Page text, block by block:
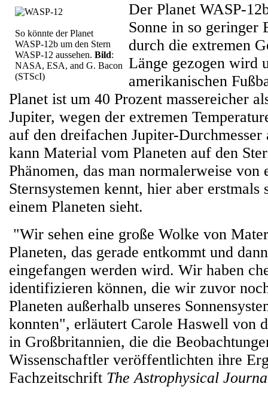
So könnte der Planet
WASP-12b um den Stern
WASP-12 aussehen. Bild:
NASA, ESA, and G. Bacon
(STScI)
Der Planet WASP-
Sonne in so geringer
durch die extremen
Länge gezogen wird
amerikanischen
Planet ist um 40 Prozent massereicher
Jupiter, wegen der extremen
auf den dreifachen Jupiter-
kann Material vom Planeten auf den
Phänomen, das man normalerweise von
Sternsystemen kennt, hier aber erstmals
einem Planeten sieht.
"Wir sehen eine große Wolke von
Planeten, das gerade entkommt und
eingefangen werden wird. Wir haben
identifizieren können, die wir zuvor
Planeten außerhalb unseres
konnten", erläutert Carole Haswell von
in Großbritannien, die die
Wissenschaftler veröffentlichten ihre
Fachzeitschrift The Astrophysical